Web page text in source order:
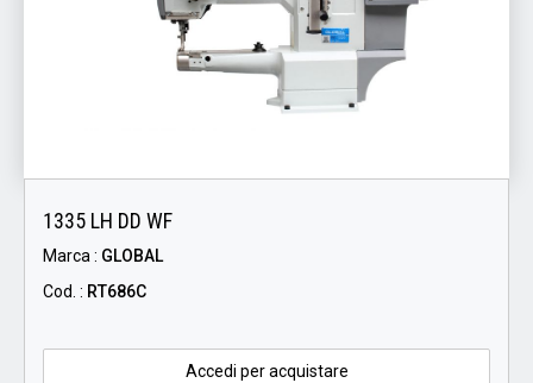
1335 LH DD WF
Marca : GLOBAL
Cod. : RT686C
Accedi per acquistare